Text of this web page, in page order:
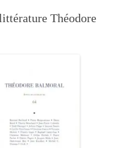
Théodore